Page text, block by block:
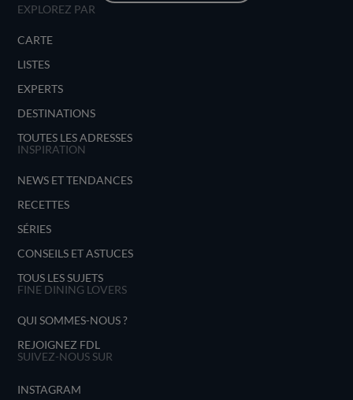
EXPLOREZ PAR
CARTE
LISTES
EXPERTS
DESTINATIONS
TOUTES LES ADRESSES
INSPIRATION
NEWS ET TENDANCES
RECETTES
SÉRIES
CONSEILS ET ASTUCES
TOUS LES SUJETS
FINE DINING LOVERS
QUI SOMMES-NOUS ?
REJOIGNEZ FDL
SUIVEZ-NOUS SUR
INSTAGRAM